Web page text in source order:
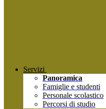
Servizi
Panoramica
Famiglie e studenti
Personale scolastico
Percorsi di studio